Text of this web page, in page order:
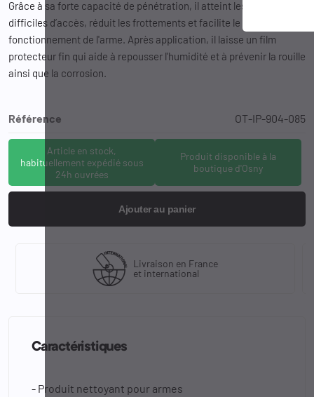
Grâce à sa forte capacité de pénétration, il atteint les zones
difficiles d’accès, réduit les frottements et facilite le bon
fonctionnement de l'arme. Après application, il laisse un film
protecteur fin qui aide à repousser l'humidité et à prévenir la rouille
ainsi que la corrosion.
Référence OT-IP-904-085
Article en stock,
habituellement expédié sous
24h ouvrées
Produit disponible à la
boutique d'Osny
Ajouter au panier
Livraison en France
et international
Caractéristiques
- Produit nettoyant pour armes